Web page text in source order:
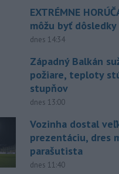
EXTRÉMNE
môžu byť dôsledky
dnes 14:34
Západný Balkán
požiare, teploty
stupňov
dnes 13:00
Vozinha dostal
prezentáciu, dres
parašutista
dnes 11:40